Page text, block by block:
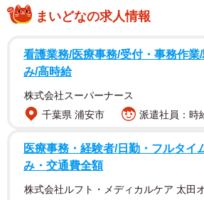
の姿からもハスキー特有の自由奔放
このシュールな光景が生まれたのは
伺いました。
まいどなの求人情報
看護業務/医療事務/受付・事務作業
み/高時給
株式会社スーパーナース
千葉県 浦安市
派遣社員：時
医療事務・経験者/日勤・フルタイ
み・交通費全額
株式会社ルフト・メディカルケア 太田